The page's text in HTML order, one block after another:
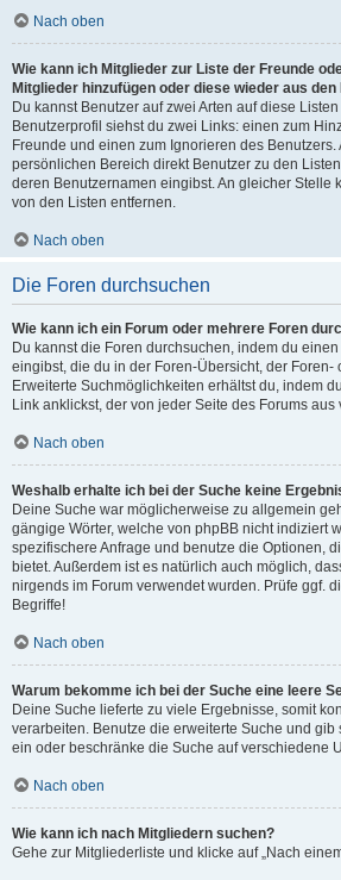
Nach oben
Wie kann ich Mitglieder zur Liste der Freunde
Mitglieder hinzufügen oder diese wieder aus
Du kannst Benutzer auf zwei Arten auf diese
Benutzerprofil siehst du zwei Links: einen zum
Freunde und einen zum Ignorieren des
persönlichen Bereich direkt Benutzer zu den
deren Benutzernamen eingibst. An gleicher Stelle
von den Listen entfernen.
Nach oben
Die Foren durchsuchen
Wie kann ich ein Forum oder mehrere Foren
Du kannst die Foren durchsuchen, indem du
eingibst, die du in der Foren-Übersicht, der Foren-
Erweiterte Suchmöglichkeiten erhältst du, indem
Link anklickst, der von jeder Seite des Forums aus
Nach oben
Weshalb erhalte ich bei der Suche keine
Deine Suche war möglicherweise zu allgemein
gängige Wörter, welche von phpBB nicht indiziert
spezifischere Anfrage und benutze die Optionen,
bietet. Außerdem ist es natürlich auch möglich,
nirgends im Forum verwendet wurden. Prüfe ggf.
Begriffe!
Nach oben
Warum bekomme ich bei der Suche eine leere
Deine Suche lieferte zu viele Ergebnisse, somit
verarbeiten. Benutze die erweiterte Suche und gib
ein oder beschränke die Suche auf verschiedene
Nach oben
Wie kann ich nach Mitgliedern suchen?
Gehe zur Mitgliederliste und klicke auf „Nach